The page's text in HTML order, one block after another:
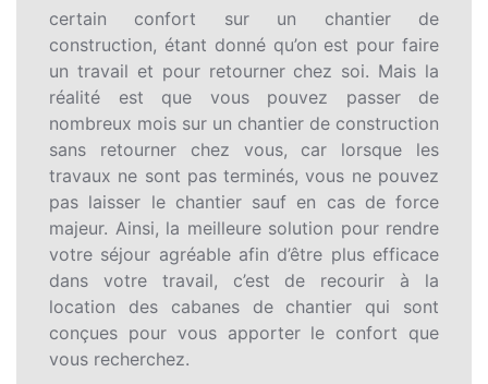
certain confort sur un chantier de
construction, étant donné qu’on est pour faire
un travail et pour retourner chez soi. Mais la
réalité est que vous pouvez passer de
nombreux mois sur un chantier de construction
sans retourner chez vous, car lorsque les
travaux ne sont pas terminés, vous ne pouvez
pas laisser le chantier sauf en cas de force
majeur. Ainsi, la meilleure solution pour rendre
votre séjour agréable afin d’être plus efficace
dans votre travail, c’est de recourir à la
location des cabanes de chantier qui sont
conçues pour vous apporter le confort que
vous recherchez.